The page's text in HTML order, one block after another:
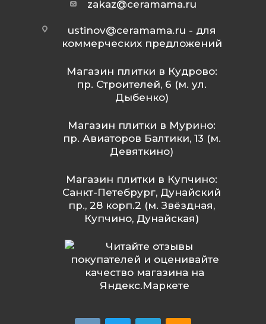
zakaz@ceramama.ru
ustinov@ceramama.ru - для
коммерческих предложений
Магазин плитки в Кудрово:
пр. Строителей, 6 (м. ул.
Дыбенко)
Магазин плитки в Мурино:
пр. Авиаторов Балтики, 13 (м.
Девяткино)
Магазин плитки в Купчино:
Санкт-Петебрург, Дунайский
пр., 28 корп.2 (м. Звёздная,
Купчино, Дунайская)